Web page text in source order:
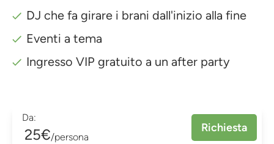
DJ che fa girare i brani dall'inizio alla fine
Eventi a tema
Ingresso VIP gratuito a un after party
Da:
25€/persona
Richiesta